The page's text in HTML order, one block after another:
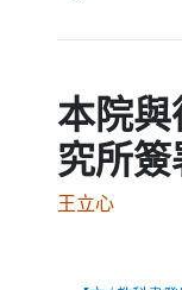
本院
究所
王立心